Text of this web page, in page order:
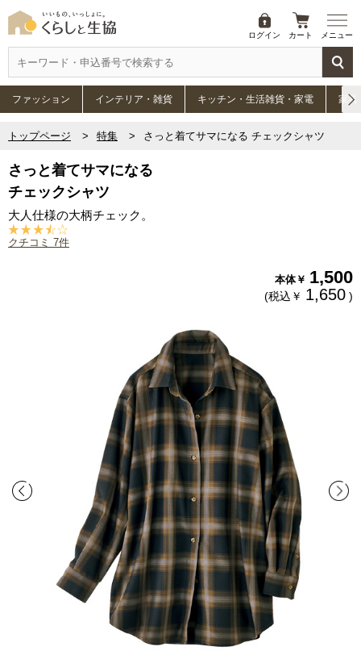
ログイン カート メニュー
ファッション インテリア・雑貨 キッチン・生活雑貨・家電 家具
トップページ 特集 さっと着てサマになる チェックシャツ
さっと着てサマになる
チェックシャツ
大人仕様の大柄チェック。
クチコミ 7件
本体￥ 1,500
(税込￥ 1,650 )